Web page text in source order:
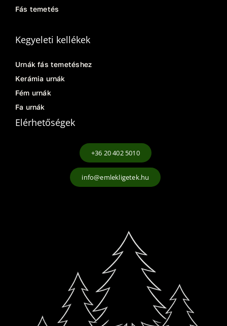
Fás temetés
Kegyeleti kellékek
Urnák fás temetéshez
Kerámia urnák
Fém urnák
Fa urnák
Elérhetőségek
+36 20 402 5010
info@emlekligetek.hu